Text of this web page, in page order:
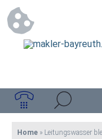
Home » Leitungswasser